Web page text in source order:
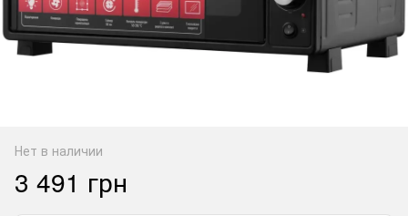
Нет в наличии
3 491 грн